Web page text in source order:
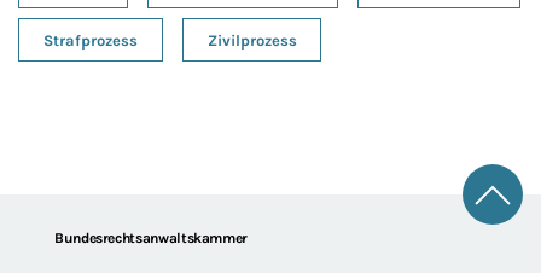
Strafprozess Zivilprozess
FooterBundesrechtsanwaltskammer